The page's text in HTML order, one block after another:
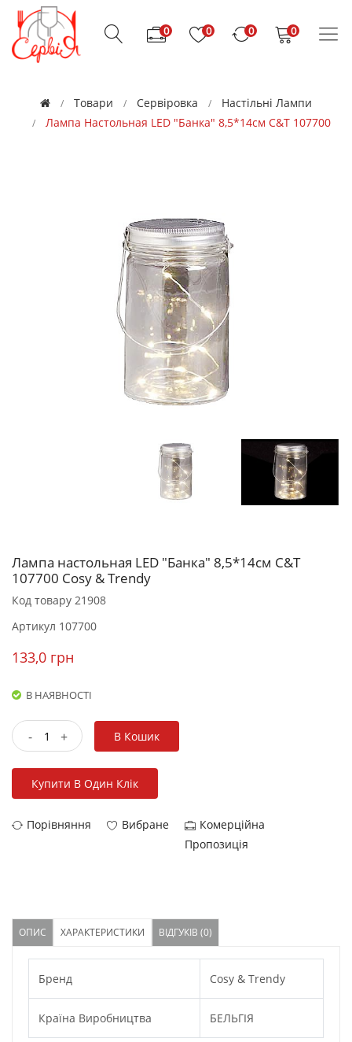
0 0 0 0
Товари Cервіровка
Настільні Лампи
Лампа Настольная LED "Банка" 8,5*14см C&T 107700
Лампа настольная LED "Банка" 8,5*14см C&T
107700 Cosy & Trendy
Код товару 21908
Артикул 107700
133,0 грн
В НАЯВНОСТІ
- + В Кошик
Купити В Один Клік
Порівняння Вибране
Комерційна
Пропозиція
ОПИС ХАРАКТЕРИСТИКИ ВІДГУКІВ (0)
Бренд Cosy & Trendy
Країна Виробництва БЕЛЬГІЯ